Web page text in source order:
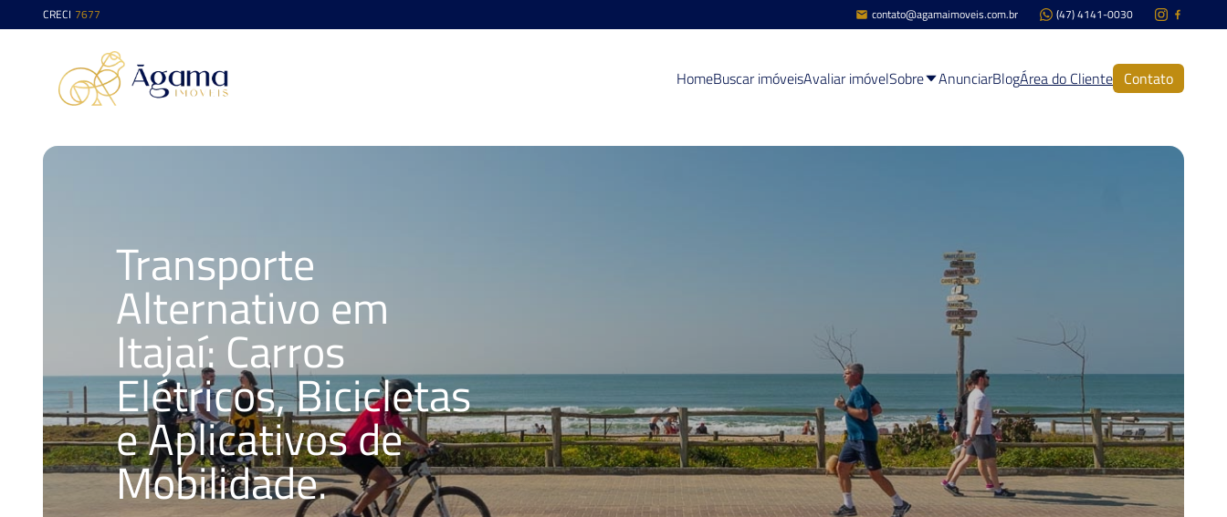
CRECI 7677 contato@agamaimoveis.com.br (47) 4141-0030
HomeBuscar imóveisAvaliar imóvelSobre AnunciarBlogÁrea do Cliente Contato
Transporte
Alternativo em
Itajaí: Carros
Elétricos, Bicicletas
e Aplicativos de
Mobilidade.